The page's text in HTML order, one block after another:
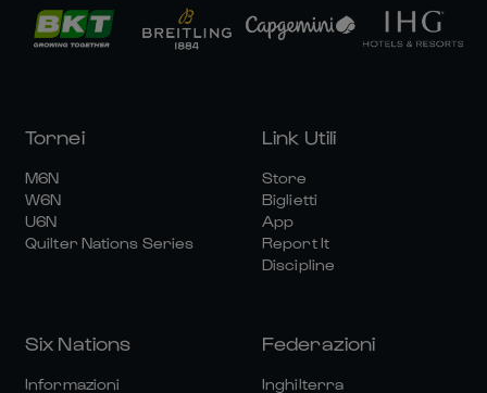
Tornei
M6N
W6N
U6N
Quilter Nations Series
Link Utili
Store
Biglietti
App
Report It
Discipline
Six Nations
Informazioni
Federazioni
Inghilterra